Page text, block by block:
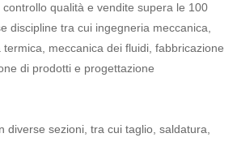
qualità e vendite supera le 100
discipline tra cui ingegneria meccanica,
meccanica dei fluidi, fabbricazione
di prodotti e progettazione
diverse sezioni, tra cui taglio, saldatura,